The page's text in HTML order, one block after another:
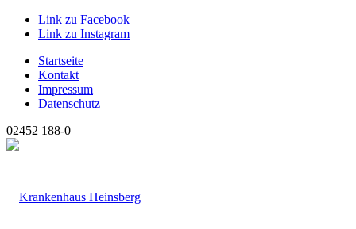
Link zu Facebook
Link zu Instagram
Startseite
Kontakt
Impressum
Datenschutz
02452 188-0